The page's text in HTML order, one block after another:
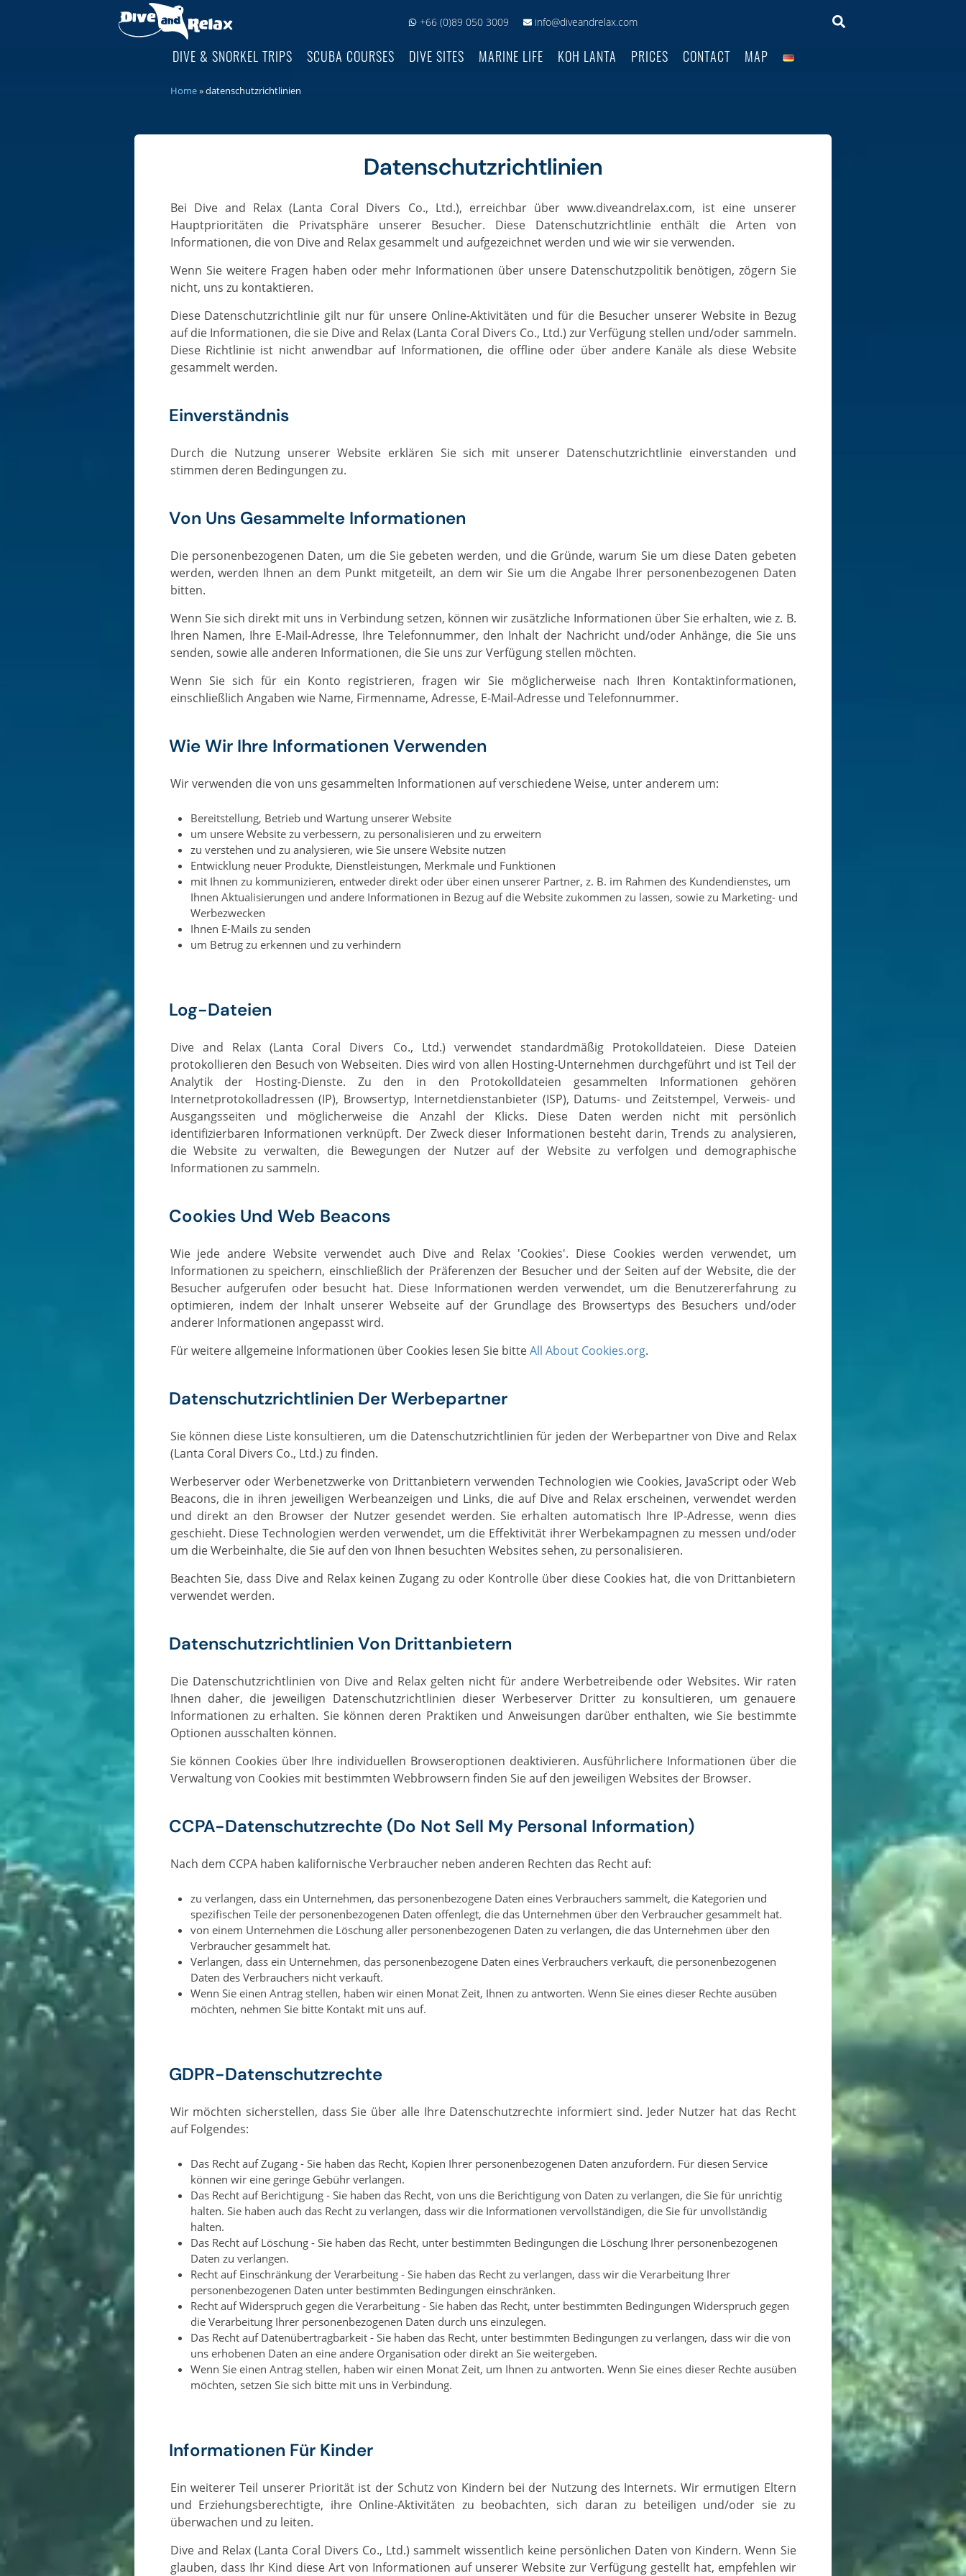
+66 (0)89 050 3009 info@diveandrelax.com
DIVE & SNORKEL TRIPS SCUBA COURSES DIVE SITES MARINE LIFE KOH LANTA PRICES CONTACT MAP
home»datenschutzrichtlinien
Datenschutzrichtlinien
Bei Dive and Relax (Lanta Coral Divers Co., Ltd.), erreichbar über www.diveandrelax.com, ist eine unserer
Hauptprioritäten die Privatsphäre unserer Besucher. Diese Datenschutzrichtlinie enthält die Arten von
Informationen, die von Dive and Relax gesammelt und aufgezeichnet werden und wie wir sie verwenden.
Wenn Sie weitere Fragen haben oder mehr Informationen über unsere Datenschutzpolitik benötigen, zögern Sie
nicht, uns zu kontaktieren.
Diese Datenschutzrichtlinie gilt nur für unsere Online-Aktivitäten und für die Besucher unserer Website in Bezug
auf die Informationen, die sie Dive and Relax (Lanta Coral Divers Co., Ltd.) zur Verfügung stellen und/oder sammeln.
Diese Richtlinie ist nicht anwendbar auf Informationen, die offline oder über andere Kanäle als diese Website
gesammelt werden.
Einverständnis
Durch die Nutzung unserer Website erklären Sie sich mit unserer Datenschutzrichtlinie einverstanden und
stimmen deren Bedingungen zu.
Von Uns Gesammelte Informationen
Die personenbezogenen Daten, um die Sie gebeten werden, und die Gründe, warum Sie um diese Daten gebeten
werden, werden Ihnen an dem Punkt mitgeteilt, an dem wir Sie um die Angabe Ihrer personenbezogenen Daten
bitten.
Wenn Sie sich direkt mit uns in Verbindung setzen, können wir zusätzliche Informationen über Sie erhalten, wie z. B.
Ihren Namen, Ihre E-Mail-Adresse, Ihre Telefonnummer, den Inhalt der Nachricht und/oder Anhänge, die Sie uns
senden, sowie alle anderen Informationen, die Sie uns zur Verfügung stellen möchten.
Wenn Sie sich für ein Konto registrieren, fragen wir Sie möglicherweise nach Ihren Kontaktinformationen,
einschließlich Angaben wie Name, Firmenname, Adresse, E-Mail-Adresse und Telefonnummer.
Wie Wir Ihre Informationen Verwenden
Wir verwenden die von uns gesammelten Informationen auf verschiedene Weise, unter anderem um:
Bereitstellung, Betrieb und Wartung unserer Website
um unsere Website zu verbessern, zu personalisieren und zu erweitern
zu verstehen und zu analysieren, wie Sie unsere Website nutzen
Entwicklung neuer Produkte, Dienstleistungen, Merkmale und Funktionen
mit Ihnen zu kommunizieren, entweder direkt oder über einen unserer Partner, z. B. im Rahmen des Kundendienstes, um
Ihnen Aktualisierungen und andere Informationen in Bezug auf die Website zukommen zu lassen, sowie zu Marketing- und
Werbezwecken
Ihnen E-Mails zu senden
um Betrug zu erkennen und zu verhindern
Log-Dateien
Dive and Relax (Lanta Coral Divers Co., Ltd.) verwendet standardmäßig Protokolldateien. Diese Dateien
protokollieren den Besuch von Webseiten. Dies wird von allen Hosting-Unternehmen durchgeführt und ist Teil der
Analytik der Hosting-Dienste. Zu den in den Protokolldateien gesammelten Informationen gehören
Internetprotokolladressen (IP), Browsertyp, Internetdienstanbieter (ISP), Datums- und Zeitstempel, Verweis- und
Ausgangsseiten und möglicherweise die Anzahl der Klicks. Diese Daten werden nicht mit persönlich
identifizierbaren Informationen verknüpft. Der Zweck dieser Informationen besteht darin, Trends zu analysieren,
die Website zu verwalten, die Bewegungen der Nutzer auf der Website zu verfolgen und demographische
Informationen zu sammeln.
Cookies Und Web Beacons
Wie jede andere Website verwendet auch Dive and Relax 'Cookies'. Diese Cookies werden verwendet, um
Informationen zu speichern, einschließlich der Präferenzen der Besucher und der Seiten auf der Website, die der
Besucher aufgerufen oder besucht hat. Diese Informationen werden verwendet, um die Benutzererfahrung zu
optimieren, indem der Inhalt unserer Webseite auf der Grundlage des Browsertyps des Besuchers und/oder
anderer Informationen angepasst wird.
Für weitere allgemeine Informationen über Cookies lesen Sie bitteAll About Cookies.org.
Datenschutzrichtlinien Der Werbepartner
Sie können diese Liste konsultieren, um die Datenschutzrichtlinien für jeden der Werbepartner von Dive and Relax
(Lanta Coral Divers Co., Ltd.) zu finden.
Werbeserver oder Werbenetzwerke von Drittanbietern verwenden Technologien wie Cookies, JavaScript oder Web
Beacons, die in ihren jeweiligen Werbeanzeigen und Links, die auf Dive and Relax erscheinen, verwendet werden
und direkt an den Browser der Nutzer gesendet werden. Sie erhalten automatisch Ihre IP-Adresse, wenn dies
geschieht. Diese Technologien werden verwendet, um die Effektivität ihrer Werbekampagnen zu messen und/oder
um die Werbeinhalte, die Sie auf den von Ihnen besuchten Websites sehen, zu personalisieren.
Beachten Sie, dass Dive and Relax keinen Zugang zu oder Kontrolle über diese Cookies hat, die von Drittanbietern
verwendet werden.
Datenschutzrichtlinien Von Drittanbietern
Die Datenschutzrichtlinien von Dive and Relax gelten nicht für andere Werbetreibende oder Websites. Wir raten
Ihnen daher, die jeweiligen Datenschutzrichtlinien dieser Werbeserver Dritter zu konsultieren, um genauere
Informationen zu erhalten. Sie können deren Praktiken und Anweisungen darüber enthalten, wie Sie bestimmte
Optionen ausschalten können.
Sie können Cookies über Ihre individuellen Browseroptionen deaktivieren. Ausführlichere Informationen über die
Verwaltung von Cookies mit bestimmten Webbrowsern finden Sie auf den jeweiligen Websites der Browser.
CCPA-Datenschutzrechte (Do Not Sell My Personal Information)
Nach dem CCPA haben kalifornische Verbraucher neben anderen Rechten das Recht auf:
zu verlangen, dass ein Unternehmen, das personenbezogene Daten eines Verbrauchers sammelt, die Kategorien und
spezifischen Teile der personenbezogenen Daten offenlegt, die das Unternehmen über den Verbraucher gesammelt hat.
von einem Unternehmen die Löschung aller personenbezogenen Daten zu verlangen, die das Unternehmen über den
Verbraucher gesammelt hat.
Verlangen, dass ein Unternehmen, das personenbezogene Daten eines Verbrauchers verkauft, die personenbezogenen
Daten des Verbrauchers nicht verkauft.
Wenn Sie einen Antrag stellen, haben wir einen Monat Zeit, Ihnen zu antworten. Wenn Sie eines dieser Rechte ausüben
möchten, nehmen Sie bitte Kontakt mit uns auf.
GDPR-Datenschutzrechte
Wir möchten sicherstellen, dass Sie über alle Ihre Datenschutzrechte informiert sind. Jeder Nutzer hat das Recht
auf Folgendes:
Das Recht auf Zugang - Sie haben das Recht, Kopien Ihrer personenbezogenen Daten anzufordern. Für diesen Service
können wir eine geringe Gebühr verlangen.
Das Recht auf Berichtigung - Sie haben das Recht, von uns die Berichtigung von Daten zu verlangen, die Sie für unrichtig
halten. Sie haben auch das Recht zu verlangen, dass wir die Informationen vervollständigen, die Sie für unvollständig
halten.
Das Recht auf Löschung - Sie haben das Recht, unter bestimmten Bedingungen die Löschung Ihrer personenbezogenen
Daten zu verlangen.
Recht auf Einschränkung der Verarbeitung - Sie haben das Recht zu verlangen, dass wir die Verarbeitung Ihrer
personenbezogenen Daten unter bestimmten Bedingungen einschränken.
Recht auf Widerspruch gegen die Verarbeitung - Sie haben das Recht, unter bestimmten Bedingungen Widerspruch gegen
die Verarbeitung Ihrer personenbezogenen Daten durch uns einzulegen.
Das Recht auf Datenübertragbarkeit - Sie haben das Recht, unter bestimmten Bedingungen zu verlangen, dass wir die von
uns erhobenen Daten an eine andere Organisation oder direkt an Sie weitergeben.
Wenn Sie einen Antrag stellen, haben wir einen Monat Zeit, um Ihnen zu antworten. Wenn Sie eines dieser Rechte ausüben
möchten, setzen Sie sich bitte mit uns in Verbindung.
Informationen Für Kinder
Ein weiterer Teil unserer Priorität ist der Schutz von Kindern bei der Nutzung des Internets. Wir ermutigen Eltern
und Erziehungsberechtigte, ihre Online-Aktivitäten zu beobachten, sich daran zu beteiligen und/oder sie zu
überwachen und zu leiten.
Dive and Relax (Lanta Coral Divers Co., Ltd.) sammelt wissentlich keine persönlichen Daten von Kindern. Wenn Sie
glauben, dass Ihr Kind diese Art von Informationen auf unserer Website zur Verfügung gestellt hat, empfehlen wir